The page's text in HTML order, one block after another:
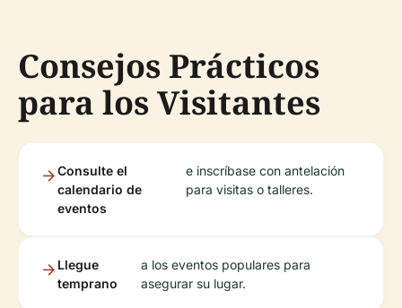
Consejos Prácticos
para los Visitantes
Consulte el
calendario de
eventos
e inscríbase con antelación
para visitas o talleres.
Llegue
temprano
a los eventos populares para
asegurar su lugar.